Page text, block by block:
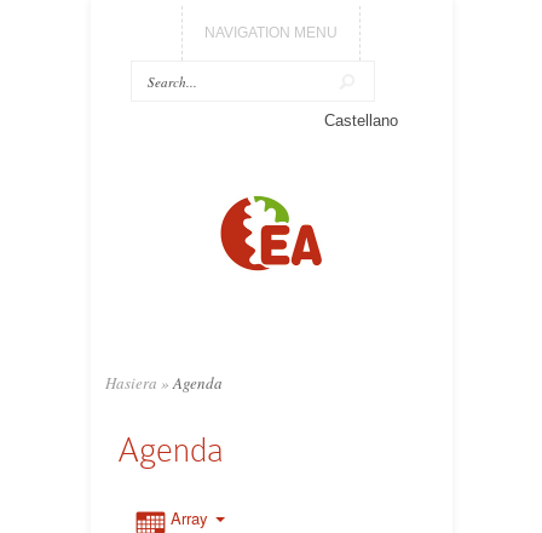
NAVIGATION MENU
Castellano
Hasiera » Agenda
Agenda
Array